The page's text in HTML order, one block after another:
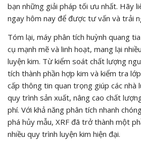
bạn những giải pháp tối ưu nhất. Hãy
ngay hôm nay để được tư vấn và trải
Tóm lại, máy phân tích huỳnh quang
cụ mạnh mẽ và linh hoạt, mang lại
luyện kim. Từ kiểm soát chất lượng
tích thành phần hợp kim và kiểm tra
cấp thông tin quan trọng giúp các nhà
quy trình sản xuất, nâng cao chất
phí. Với khả năng phân tích nhanh
phá hủy mẫu, XRF đã trở thành một
nhiều quy trình luyện kim hiện đại.